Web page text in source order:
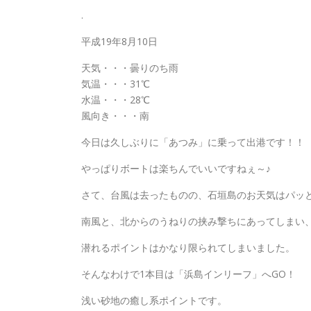
.
平成19年8月10日
天気・・・曇りのち雨
気温・・・31℃
水温・・・28℃
風向き・・・南
今日は久しぶりに「あつみ」に乗って出港です！！
やっぱりボートは楽ちんでいいですねぇ～♪
さて、台風は去ったものの、石垣島のお天気はパッ
南風と、北からのうねりの挟み撃ちにあってしまい、
潜れるポイントはかなり限られてしまいました。
そんなわけで1本目は「浜島インリーフ」へGO！
浅い砂地の癒し系ポイントです。